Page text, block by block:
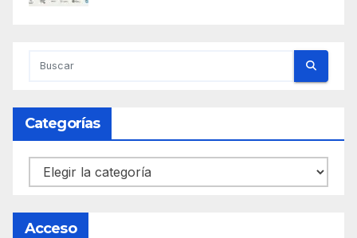
Categorías
Categorías
Acceso